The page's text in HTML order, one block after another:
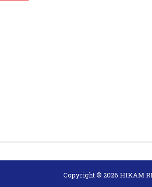
Copyright © 2026 HIKAM